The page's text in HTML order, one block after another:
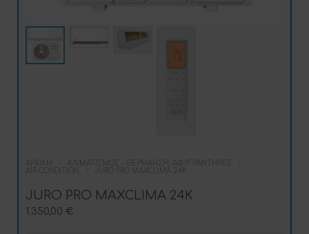
ΑΡΧΙΚΉ
ΚΛΙΜΑΤΙΣΜΌΣ - ΘΈΡΜΑΝΣΗ, ΑΦΥΓΡΑΝΤΉΡΕΣ
AIR CONDITION
JURO PRO MAXCLIMA 24K
JURO PRO MAXCLIMA 24K
1.350,00 €